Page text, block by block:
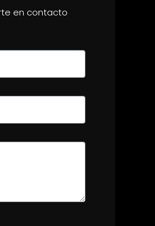
en contacto